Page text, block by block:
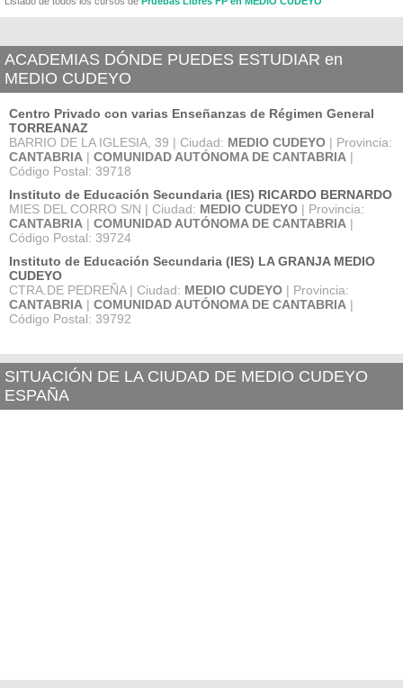
ACADEMIAS DÓNDE PUEDES ESTUDIAR en
MEDIO CUDEYO
Centro Privado con varias Enseñanzas de Régimen General
TORREANAZ
BARRIO DE LA IGLESIA, 39 | Ciudad: MEDIO CUDEYO | Provincia:
CANTABRIA | COMUNIDAD AUTÓNOMA DE CANTABRIA |
Código Postal: 39718
Instituto de Educación Secundaria (IES) RICARDO BERNARDO
MIES DEL CORRO S/N | Ciudad: MEDIO CUDEYO | Provincia:
CANTABRIA | COMUNIDAD AUTÓNOMA DE CANTABRIA |
Código Postal: 39724
Instituto de Educación Secundaria (IES) LA GRANJA MEDIO
CUDEYO
CTRA.DE PEDREÑA | Ciudad: MEDIO CUDEYO | Provincia:
CANTABRIA | COMUNIDAD AUTÓNOMA DE CANTABRIA |
Código Postal: 39792
SITUACIÓN DE LA CIUDAD DE MEDIO CUDEYO
ESPAÑA